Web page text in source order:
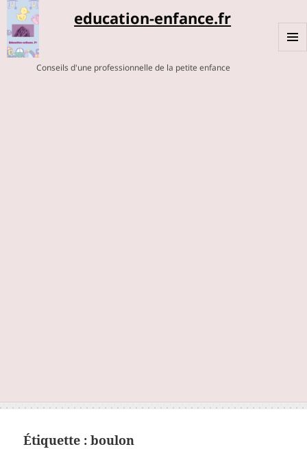
education-enfance.fr
Conseils d'une professionnelle de la petite enfance
Étiquette :boulon